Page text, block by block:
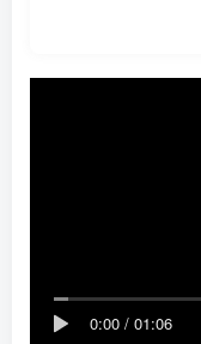
0:00 / 01:06